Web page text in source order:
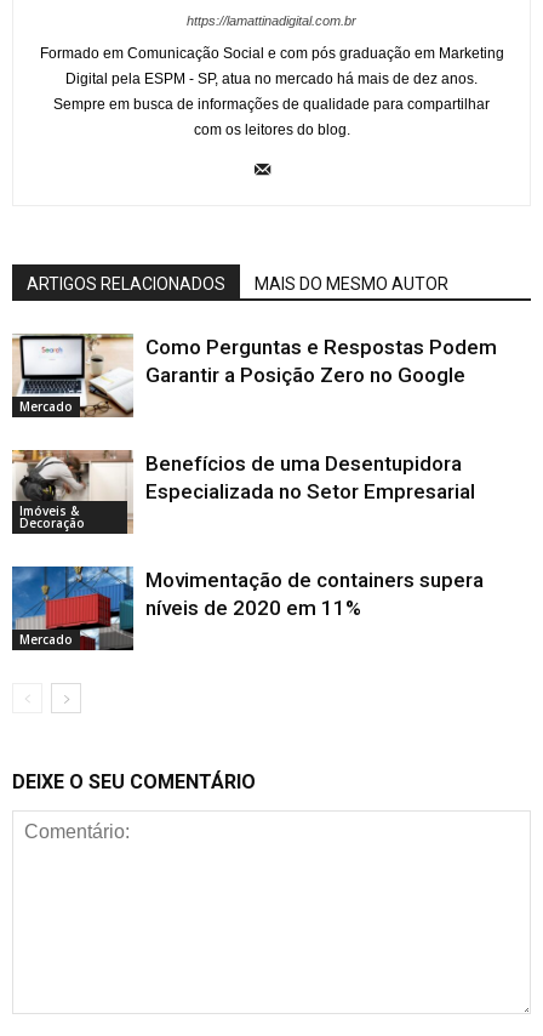
https://lamattinadigital.com.br
Formado em Comunicação Social e com pós graduação em Marketing
Digital pela ESPM - SP, atua no mercado há mais de dez anos.
Sempre em busca de informações de qualidade para compartilhar
com os leitores do blog.
ARTIGOS RELACIONADOS MAIS DO MESMO AUTOR
Mercado
Como Perguntas e Respostas Podem
Garantir a Posição Zero no Google
Imóveis &
Decoração
Benefícios de uma Desentupidora
Especializada no Setor Empresarial
Mercado
Movimentação de containers supera
níveis de 2020 em 11%
DEIXE O SEU COMENTÁRIO